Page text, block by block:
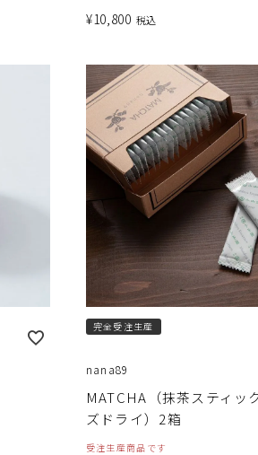
¥10,800 税込
完全受注生産
nana89
MATCHA（抹茶スティッ
ズドライ）2箱
受注生産商品です